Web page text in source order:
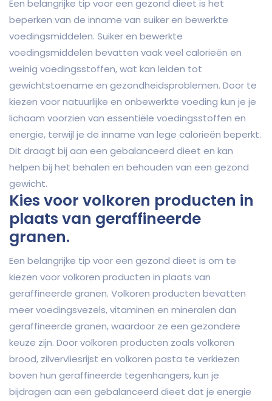
Een belangrijke tip voor een gezond dieet is het
beperken van de inname van suiker en bewerkte
voedingsmiddelen. Suiker en bewerkte
voedingsmiddelen bevatten vaak veel calorieën en
weinig voedingsstoffen, wat kan leiden tot
gewichtstoename en gezondheidsproblemen. Door te
kiezen voor natuurlijke en onbewerkte voeding kun je je
lichaam voorzien van essentiële voedingsstoffen en
energie, terwijl je de inname van lege calorieën beperkt.
Dit draagt bij aan een gebalanceerd dieet en kan
helpen bij het behalen en behouden van een gezond
gewicht.
Kies voor volkoren producten in
plaats van geraffineerde
granen.
Een belangrijke tip voor een gezond dieet is om te
kiezen voor volkoren producten in plaats van
geraffineerde granen. Volkoren producten bevatten
meer voedingsvezels, vitaminen en mineralen dan
geraffineerde granen, waardoor ze een gezondere
keuze zijn. Door volkoren producten zoals volkoren
brood, zilvervliesrijst en volkoren pasta te verkiezen
boven hun geraffineerde tegenhangers, kun je
bijdragen aan een gebalanceerd dieet dat je energie